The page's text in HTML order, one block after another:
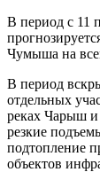
В период с 11
Чумыша на
В период
отдельных
реках Чарыш и
резкие
подтопление
объектов